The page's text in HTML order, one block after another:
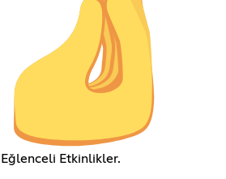
Eğlenceli Etkinlikler.ㅤㅤㅤㅤㅤㅤㅤㅤㅤㅤㅤㅤㅤㅤ